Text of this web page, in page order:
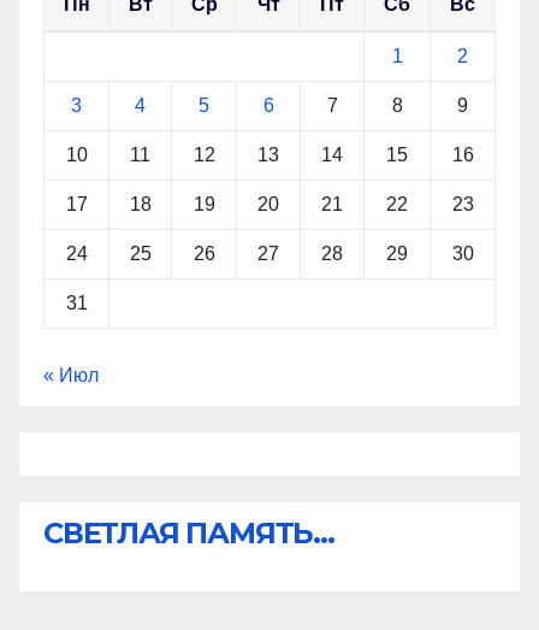
Пн Вт Ср Чт Пт Сб Вс
1 2
3 4 5 6 7 8 9
10 11 12 13 14 15 16
17 18 19 20 21 22 23
24 25 26 27 28 29 30
31
« Июл
СВЕТЛАЯ ПАМЯТЬ...